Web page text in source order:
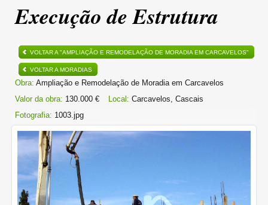
Execução de Estrutura
VOLTAR A "AMPLIAÇÃO E REMODELAÇÃO DE MORADIA EM CARCAVELOS"
VOLTAR A MORADIAS
Obra: Ampliação e Remodelação de Moradia em Carcavelos
Valor da obra: 130.000 € Local: Carcavelos, Cascais
Fotografia: 1003.jpg